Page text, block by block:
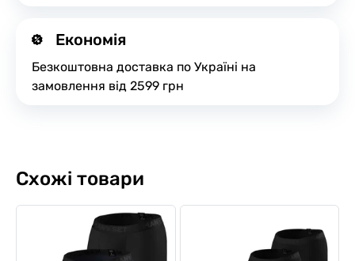
Економія
Безкоштовна доставка по Україні на
замовлення від 2599 грн
Схожі товари